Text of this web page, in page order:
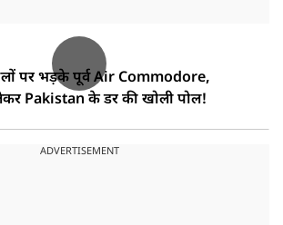
पर भड़के पूर्व Air Commodore,
Pakistan के डर की खोली पोल!
ADVERTISEMENT